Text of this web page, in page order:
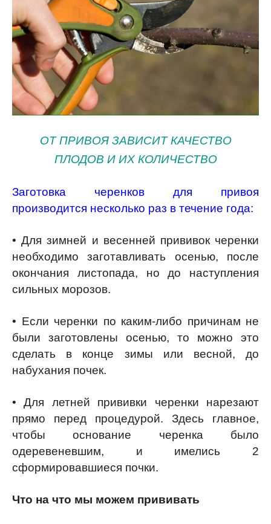
ОТ ПРИВОЯ ЗАВИСИТ КАЧЕСТВО
ПЛОДОВ И ИХ КОЛИЧЕСТВО
Заготовка черенков для привоя
производится несколько раз в течение года:
• Для зимней и весенней прививок черенки
необходимо заготавливать осенью, после
окончания листопада, но до наступления
сильных морозов.
• Если черенки по каким-либо причинам не
были заготовлены осенью, то можно это
сделать в конце зимы или весной, до
набухания почек.
• Для летней прививки черенки нарезают
прямо перед процедурой. Здесь главное,
чтобы основание черенка было
одеревеневшим, и имелись 2
сформировавшиеся почки.
Что на что мы можем прививать